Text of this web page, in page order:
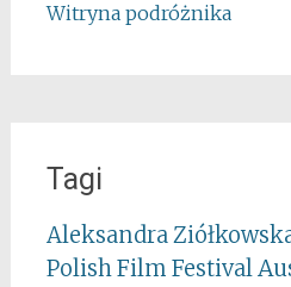
Witryna podróżnika
Tagi
Aleksandra
Polish Film Festival